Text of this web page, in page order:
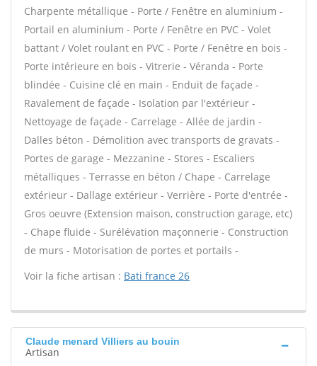
Charpente métallique - Porte / Fenêtre en aluminium -
Portail en aluminium - Porte / Fenêtre en PVC - Volet
battant / Volet roulant en PVC - Porte / Fenêtre en bois -
Porte intérieure en bois - Vitrerie - Véranda - Porte
blindée - Cuisine clé en main - Enduit de façade -
Ravalement de façade - Isolation par l'extérieur -
Nettoyage de façade - Carrelage - Allée de jardin -
Dalles béton - Démolition avec transports de gravats -
Portes de garage - Mezzanine - Stores - Escaliers
métalliques - Terrasse en béton / Chape - Carrelage
extérieur - Dallage extérieur - Verrière - Porte d'entrée -
Gros oeuvre (Extension maison, construction garage, etc)
- Chape fluide - Surélévation maçonnerie - Construction
de murs - Motorisation de portes et portails -
Voir la fiche artisan : Bati france 26
Claude menard Villiers au bouin
Artisan